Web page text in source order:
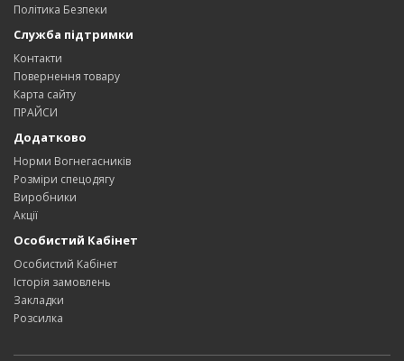
Політика Безпеки
Служба підтримки
Контакти
Повернення товару
Карта сайту
ПРАЙСИ
Додатково
Норми Вогнегасників
Розміри спецодягу
Виробники
Акції
Особистий Кабінет
Особистий Кабінет
Історія замовлень
Закладки
Розсилка